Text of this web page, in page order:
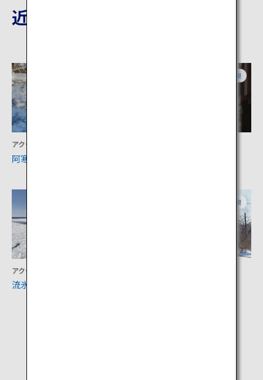
近隣の観光地
アクティビティ
阿寒湖
道東
アクティビティ
流氷観光砕氷船おーろら
道東